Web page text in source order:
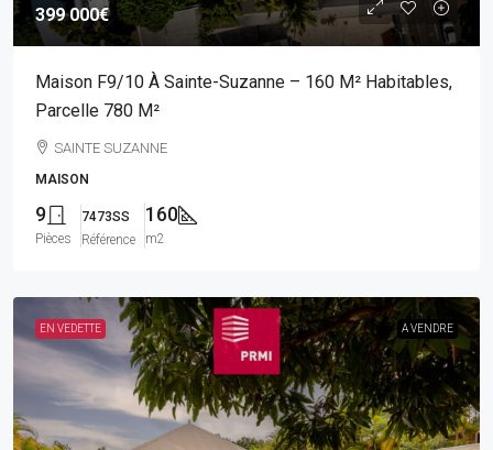
399 000€
Maison F9/10 À Sainte-Suzanne – 160 M² Habitables,
Parcelle 780 M²
SAINTE SUZANNE
MAISON
9
Pièces
7473SS
Référence
160
m2
EN VEDETTE A VENDRE